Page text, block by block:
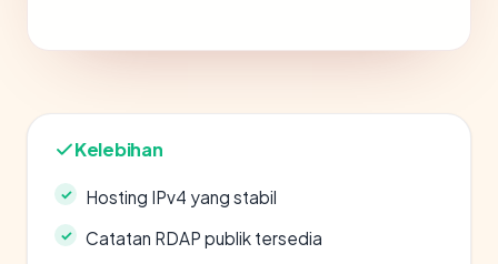
Kelebihan
Hosting IPv4 yang stabil
Catatan RDAP publik tersedia